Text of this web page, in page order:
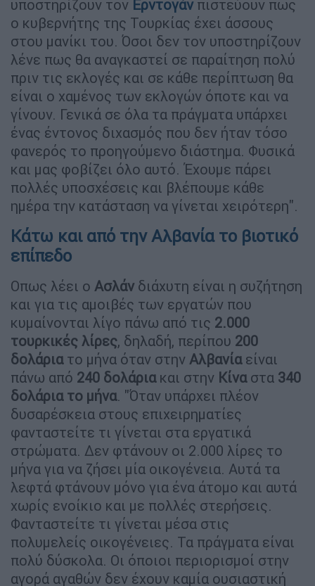
υποστηρίζουν τον Ερντογάνπιστεύουν πως
ο κυβερνήτης της Τουρκίας έχει άσσους
στου μανίκι του. Όσοι δεν τον υποστηρίζουν
λένε πως θα αναγκαστεί σε παραίτηση πολύ
πριν τις εκλογές και σε κάθε περίπτωση θα
είναι ο χαμένος των εκλογών όποτε και να
γίνουν. Γενικά σε όλα τα πράγματα υπάρχει
ένας έντονος διχασμός που δεν ήταν τόσο
φανερός το προηγούμενο διάστημα. Φυσικά
και μας φοβίζει όλο αυτό. Έχουμε πάρει
πολλές υποσχέσεις και βλέπουμε κάθε
ημέρα την κατάσταση να γίνεται χειρότερη".
Κάτω και από την Αλβανία το βιοτικό
επίπεδο
Οπως λέει ο Ασλάν διάχυτη είναι η συζήτηση
και για τις αμοιβές των εργατών που
κυμαίνονται λίγο πάνω από τις 2.000
τουρκικές λίρες, δηλαδή, περίπου 200
δολάριατο μήνα όταν στην Αλβανίαείναι
πάνω από 240 δολάριακαι στην Κίναστα 340
δολάρια το μήνα. "Όταν υπάρχει πλέον
δυσαρέσκεια στους επιχειρηματίες
φανταστείτε τι γίνεται στα εργατικά
στρώματα. Δεν φτάνουν οι 2.000 λίρες το
μήνα για να ζήσει μία οικογένεια. Αυτά τα
λεφτά φτάνουν μόνο για ένα άτομο και αυτά
χωρίς ενοίκιο και με πολλές στερήσεις.
Φανταστείτε τι γίνεται μέσα στις
πολυμελείς οικογένειες. Τα πράγματα είναι
πολύ δύσκολα. Οι όποιοι περιορισμοί στην
αγορά αγαθών δεν έχουν καμία ουσιαστική